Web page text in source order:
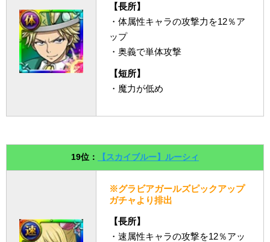
【長所】
・体属性キャラの攻撃力を12％ア
ップ
・奥義で単体攻撃
【短所】
・魔力が低め
19位： 【スカイブルー】ルーシィ
※グラビアガールズピックアップ
ガチャより排出
【長所】
・速属性キャラの攻撃を12％アッ